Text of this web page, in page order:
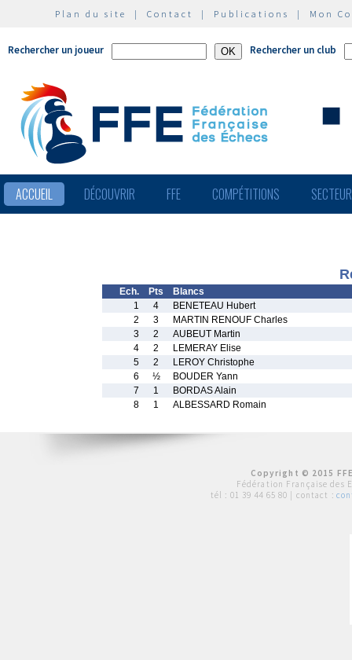
Plan du site | Contact | Publications | Mon
Rechercher un joueur Rechercher un club
ACCUEIL DÉCOUVRIR FFE COMPÉTITIONS
Ech. Pts
Blancs
1
4
BENETEAU Hubert
2
3
MARTIN RENOUF Charles
3
2
AUBEUT Martin
4
2
LEMERAY Elise
5
2
LEROY Christophe
6
½
BOUDER Yann
7
1
BORDAS Alain
8
1 ALBESSARD Romain
Copyright © 2015
Fédération Française des
tél : 01 39 44 65 80 | contact :